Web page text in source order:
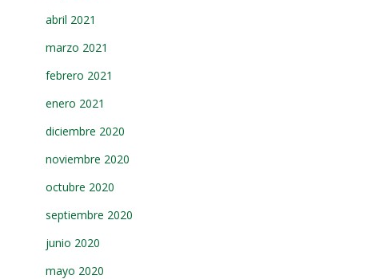
abril 2021
marzo 2021
febrero 2021
enero 2021
diciembre 2020
noviembre 2020
octubre 2020
septiembre 2020
junio 2020
mayo 2020